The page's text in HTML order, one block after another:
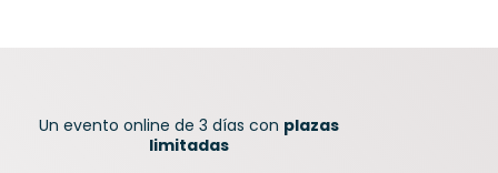
Un evento online de 3 días con plazas
limitadas